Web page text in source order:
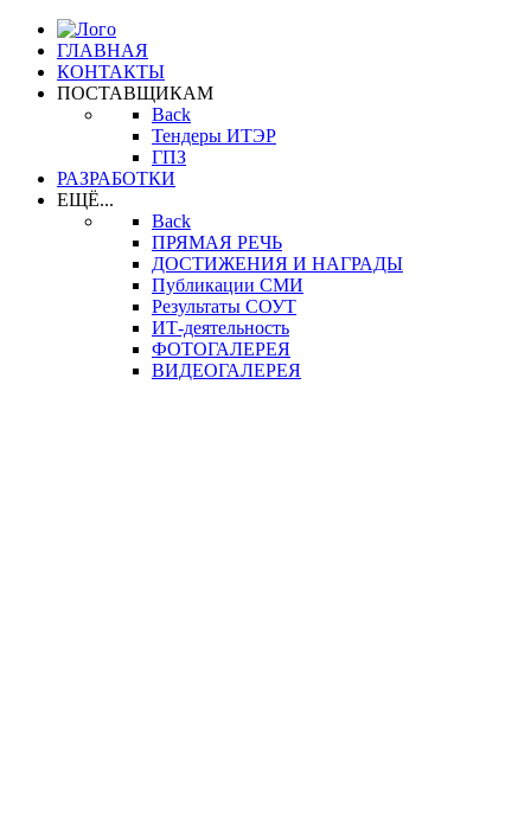
ГЛАВНАЯ
КОНТАКТЫ
ПОСТАВЩИКАМ
Back
Тендеры ИТЭР
ГПЗ
РАЗРАБОТКИ
ЕЩЁ...
Back
ПРЯМАЯ РЕЧЬ
ДОСТИЖЕНИЯ И НАГРАДЫ
Публикации СМИ
Результаты СОУТ
ИТ-деятельность
ФОТОГАЛЕРЕЯ
ВИДЕОГАЛЕРЕЯ